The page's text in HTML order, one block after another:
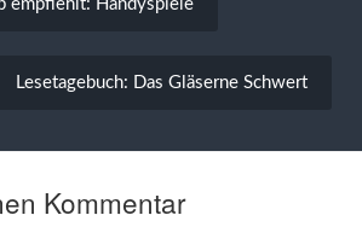
empfiehlt: Handyspiele
Lesetagebuch: Das Gläserne Schwert
Kommentar